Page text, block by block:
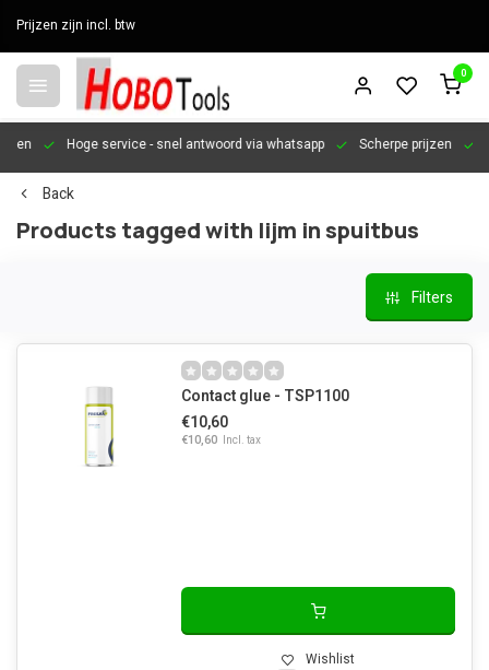
Prijzen zijn incl. btw
0
Hoge service- snel antwoord via whatsapp Scherpe prijzen
Back
Products tagged with lijm in spuitbus
Filters
Contact glue - TSP1100
€10,60
€10,60 Incl. tax
Wishlist